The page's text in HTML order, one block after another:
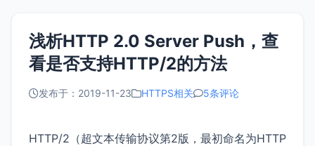
浅析HTTP 2.0 Server Push，查
看是否支持HTTP/2的方法
发布于：2019-11-23 HTTPS相关 5条评论
HTTP/2（超文本传输协议第2版，最初命名为HTTP